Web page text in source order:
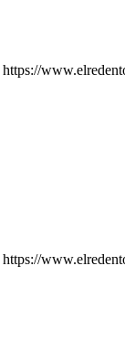
https://
https://